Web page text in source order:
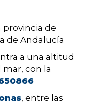
provincia de
de Andalucía
a una altitud
con la
, entre las